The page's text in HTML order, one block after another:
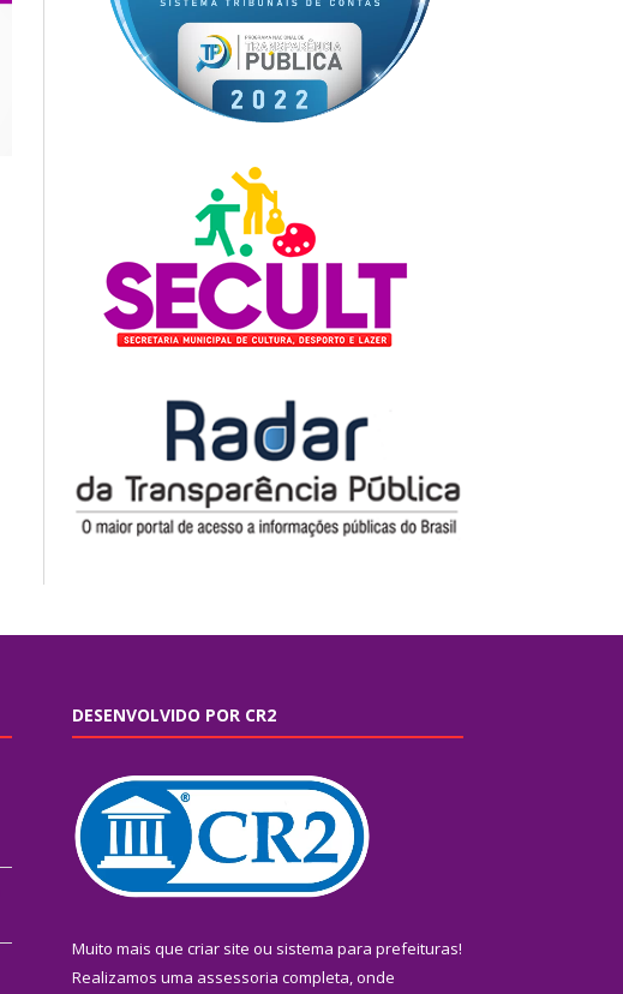
DESENVOLVIDO POR CR2
Muito mais que criar site ou sistema para prefeituras!
Realizamos uma assessoria completa, onde